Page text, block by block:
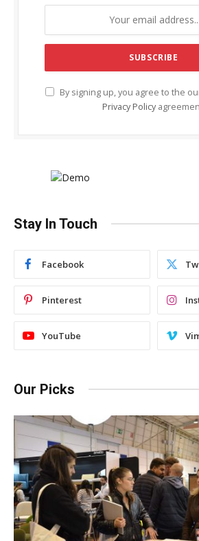
By signing up, you agree to the
Privacy Policy
Stay In Touch
Facebook
Pinterest
YouTube
Our Picks